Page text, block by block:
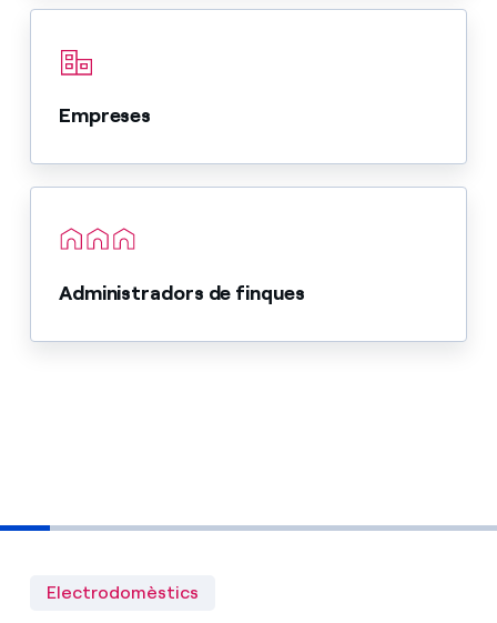
Empreses
Administradors de finques
Electrodomèstics